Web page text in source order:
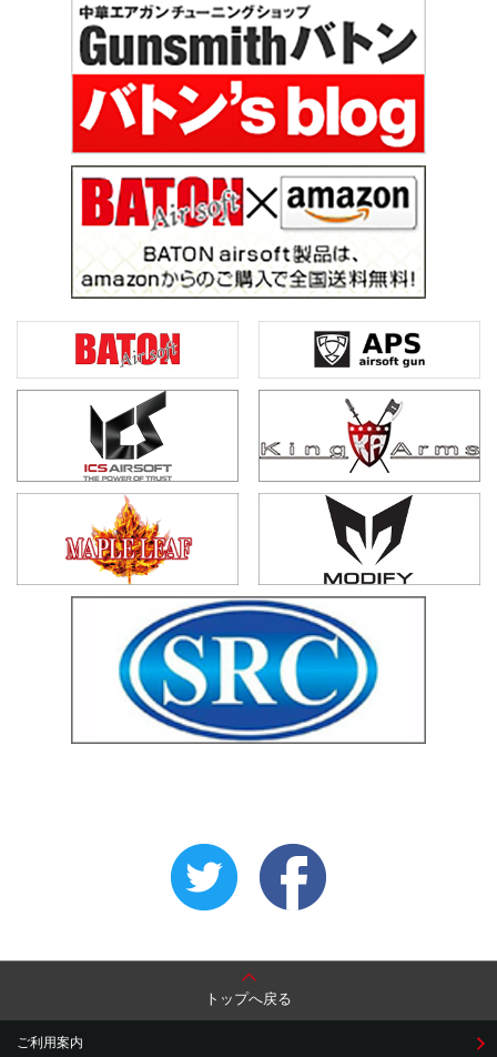
トップへ戻る
ご利用案内